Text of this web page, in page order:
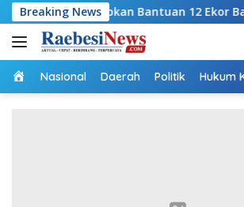
Langsung
ke
konten
Breaking News
Bantuan 12 Ekor Babi Pedaging
Home
Nasional Daerah Politik Hukum